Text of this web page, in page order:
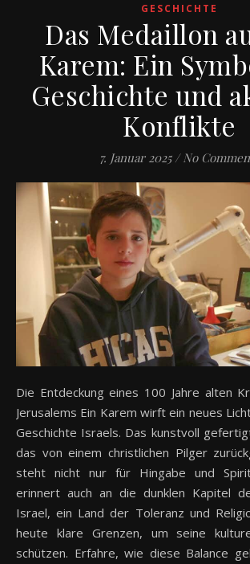
GESCHICHTE
Das Medaillon
Karem: Ein
Geschichte und
Konflikte
7. Januar 2025 / No
Die Entdeckung eines 100 Jahre alten Kreuzmedaillons in
Jerusalems Ein Karem wirft ein neues
Geschichte Israels. Das kunstvoll
das von einem christlichen Pilger
steht nicht nur für Hingabe und
erinnert auch an die dunklen Kapitel
Israel, ein Land der Toleranz und
heute klare Grenzen, um seine
schützen. Erfahre, wie diese Balance